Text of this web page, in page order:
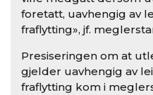
foretatt, uavhengig av
fraflytting», jf.
Presiseringen om at
gjelder uavhengig av
fraflytting kom i